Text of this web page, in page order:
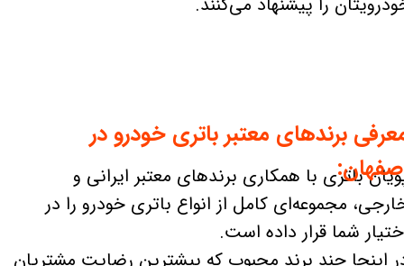
باتری با همکاری برندهای معتبر ایرانی و
مجموعه‌ای کامل از انواع باتری خودرو را در
شما قرار داده است.
برندهای معتبر باتری خودرو در